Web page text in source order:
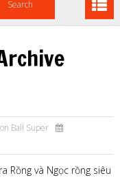
Ball Super
Rồng và Ngọc rồng siêu